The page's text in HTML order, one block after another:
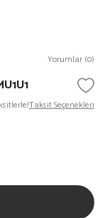
Yorumlar (0)
Taksit Seçenekleri